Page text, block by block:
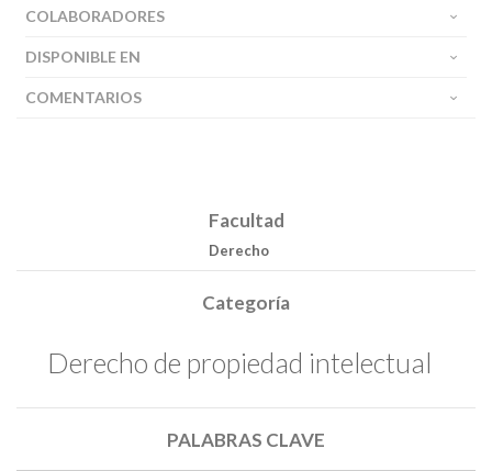
Buscar
COLABORADORES
DISPONIBLE EN
COMENTARIOS
Facultad
Derecho
Categoría
Derecho de propiedad intelectual
PALABRAS CLAVE